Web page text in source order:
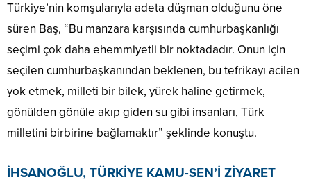
Türkiye’nin komşularıyla adeta düşman olduğunu öne
süren Baş, “Bu manzara karşısında cumhurbaşkanlığı
seçimi çok daha ehemmiyetli bir noktadadır. Onun için
seçilen cumhurbaşkanından beklenen, bu tefrikayı acilen
yok etmek, milleti bir bilek, yürek haline getirmek,
gönülden gönüle akıp giden su gibi insanları, Türk
milletini birbirine bağlamaktır” şeklinde konuştu.
İHSANOĞLU, TÜRKİYE KAMU-SEN’İ ZİYARET